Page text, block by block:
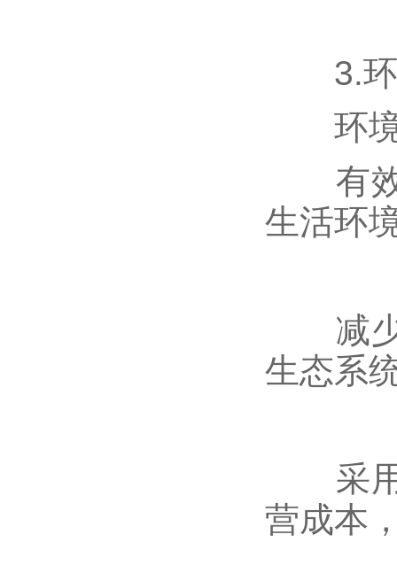
3.环
环境
有效
生活环
减少
生态系
采用
营成本